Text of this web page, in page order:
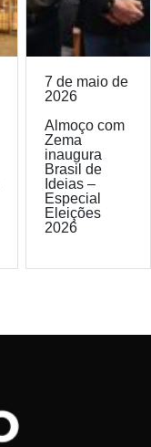
7 de maio de
2026
Almoço com
Zema
inaugura
Brasil de
Ideias –
Especial
Eleições
2026